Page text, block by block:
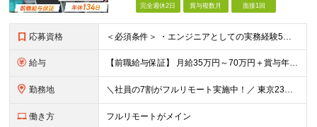
完全週休2日 賞与複数月 面接1回
応募資格 ＜必須条件＞ ・エンジニアとしての実務経験5年以上 ＜尚可条件＞ ・PM、PL経験 ・後輩指導やチームリーダーなど、何らかのリード経験 ※リーダー未経験の方のご応募も大歓迎です！ポテンシャル採用を
給与 【前職給与保証】 月給35万円～70万円＋賞与年2回＋各種手当 ※前職の給与・スキル・経験を考慮の上、決定いたします。 ※月給には固定残業代（月30時間分／5万円～10万円）を含みます。超過分は別途
勤務地 ＼社員の7割がフルリモート実施中！／ 東京23区内など1都3県を中心としたプロジェクト先での勤務となります。 ※勤務地は希望を考慮します ≪本社≫ 東京都渋谷区恵比寿南1丁目3番7号 隅越ビル5階
働き方 フルリモートがメイン